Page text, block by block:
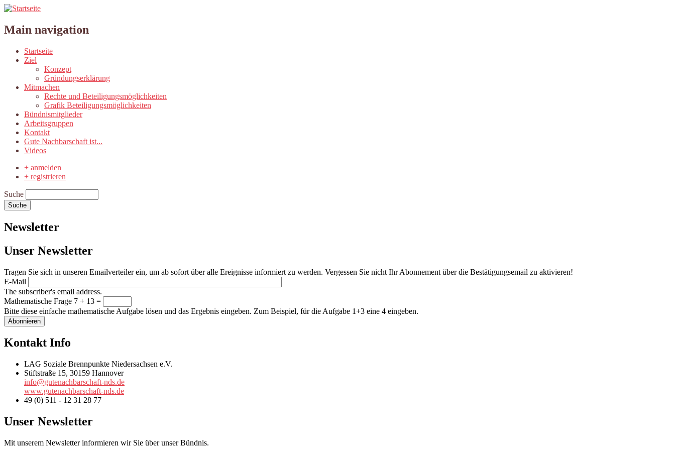
Main navigation
Startseite
Ziel
Konzept
Gründungserklärung
Mitmachen
Rechte und Beteiligungsmöglichkeiten
Grafik Beteiligungsmöglichkeiten
Bündnismitglieder
Arbeitsgruppen
Kontakt
Gute Nachbarschaft ist...
Videos
+ anmelden
+ registrieren
Suche
Newsletter
Unser Newsletter
Tragen Sie sich in unseren Emailverteiler ein, um ab sofort über alle Ereignisse informiert zu werden. Vergessen Sie nicht Ihr Abonnement über die Bestätigungsemail zu aktivieren!
E-Mail
The subscriber's email address.
Mathematische Frage 7 + 13 =
Bitte diese einfache mathematische Aufgabe lösen und das Ergebnis eingeben. Zum Beispiel, für die Aufgabe 1+3 eine 4 eingeben.
Kontakt Info
LAG Soziale Brennpunkte Niedersachsen e.V.
Stiftstraße 15, 30159 Hannover
info@gutenachbarschaft-nds.de
www.gutenachbarschaft-nds.de
49 (0) 511 - 12 31 28 77
Unser Newsletter
Mit unserem Newsletter informieren wir Sie über unser Bündnis.